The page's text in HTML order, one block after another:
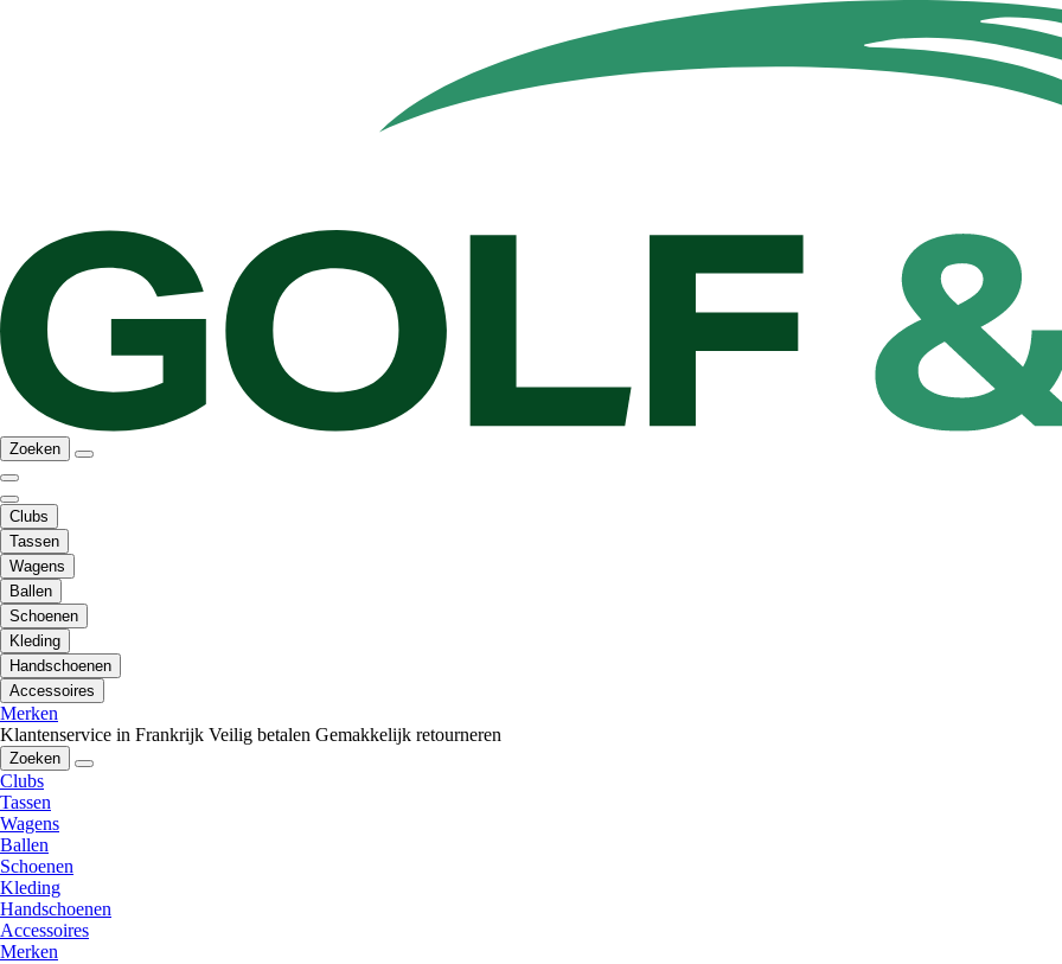
Zoeken
Clubs
Tassen
Wagens
Ballen
Schoenen
Kleding
Handschoenen
Accessoires
Merken
Klantenservice in Frankrijk Veilig betalen Gemakkelijk retourneren
Zoeken
Clubs
Tassen
Wagens
Ballen
Schoenen
Kleding
Handschoenen
Accessoires
Merken